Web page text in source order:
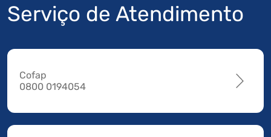
Serviço de Atendimento
Cofap
0800 0194054